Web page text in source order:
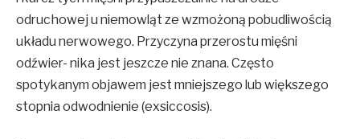
odruchowej u niemowląt ze wzmożoną pobudliwością
układu nerwowego. Przyczyna przerostu mięśni
odźwier- nika jest jeszcze nie znana. Często
spotykanym objawem jest mniejszego lub większego
stopnia odwodnienie (exsiccosis).